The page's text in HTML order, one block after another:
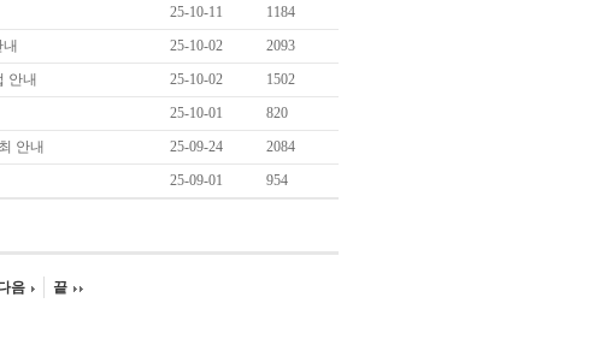
25-10-11
1184
25-10-02
2093
안내 25-10-02
1502
25-10-01
820
안내 25-09-24
2084
25-09-01 954
음 끝